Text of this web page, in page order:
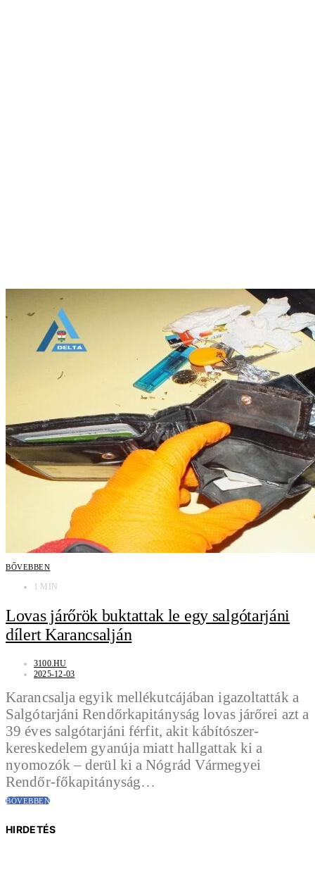
BŐVEBBEN
1 MIN
Lovas járőrök buktattak le egy salgótarjáni
dílert Karancsalján
3100.HU
2025-12-03
Karancsalja egyik mellékutcájában igazoltatták a
Salgótarjáni Rendőrkapitányság lovas járőrei azt a
39 éves salgótarjáni férfit, akit kábítószer-
kereskedelem gyanúja miatt hallgattak ki a
nyomozók – derül ki a Nógrád Vármegyei
Rendőr-főkapitányság…
BŐVEBBEN
HIRDETÉS